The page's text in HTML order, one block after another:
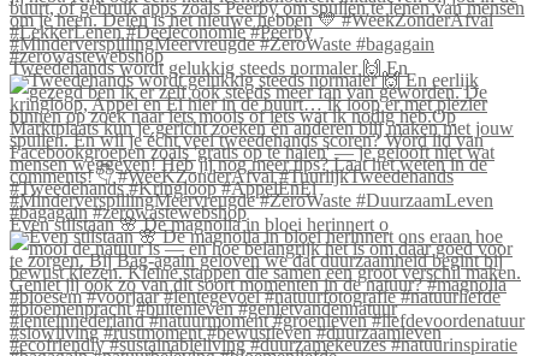
Tweedehands wordt gelukkig steeds normaler 🙌 En
Even stilstaan 🌸 De magnolia in bloei herinnert o